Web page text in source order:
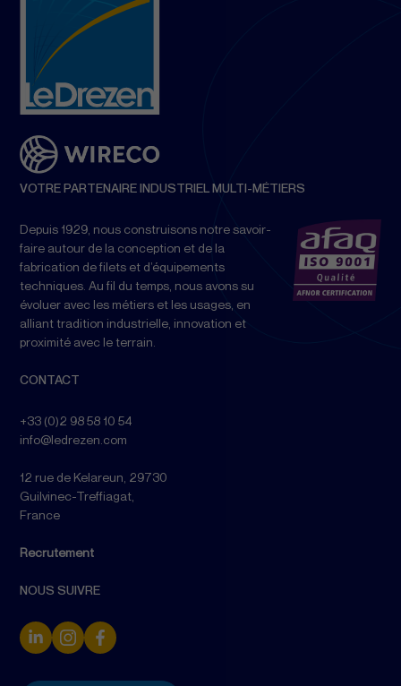
VOTRE PARTENAIRE INDUSTRIEL MULTI-MÉTIERS
Depuis 1929, nous construisons notre savoir-
faire autour de la conception et de la
fabrication de filets et d’équipements
techniques. Au fil du temps, nous avons su
évoluer avec les métiers et les usages, en
alliant tradition industrielle, innovation et
proximité avec le terrain.
CONTACT
+33 (0)2 98 58 10 54
info@ledrezen.com
12 rue de Kelareun, 29730
Guilvinec-Treffiagat,
France
Recrutement
NOUS SUIVRE